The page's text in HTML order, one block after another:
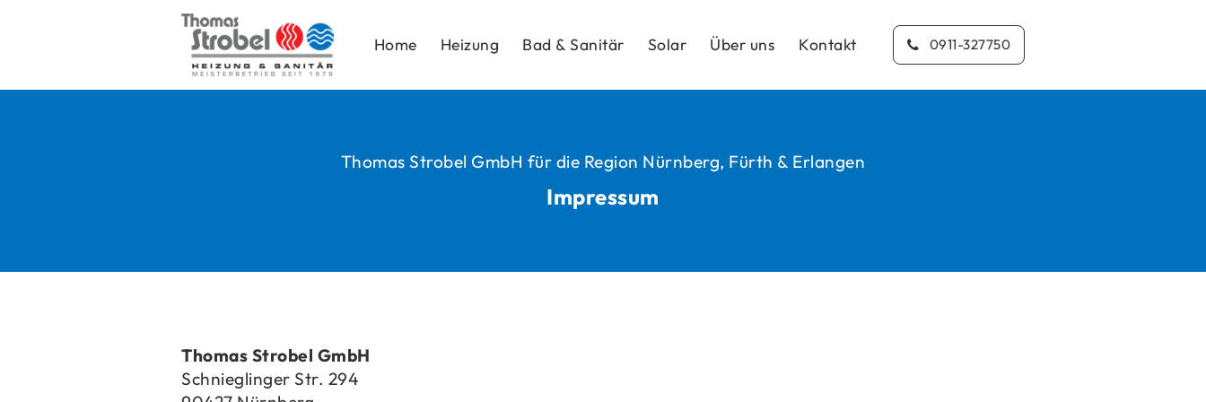
Home Heizung Bad & Sanitär Solar Über uns Kontakt 0911-327750
Thomas Strobel GmbH für die Region Nürnberg, Fürth & Erlangen
Impressum
Tho­mas Stro­bel GmbH
Schnieg­lin­ger Str. 294